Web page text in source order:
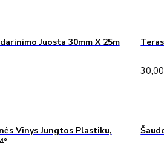
Juosta 30mm X 25m
Vinys Jungtos Plastiku,